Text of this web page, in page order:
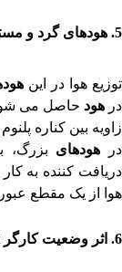
5. هودهای گرد و
توزیع هوا در این
درهود حاصل می شود
زاویه بین کناره پلنوم و
در هودهای بزرگ،
دریافت کننده به
هوا از یک مقطع
6. اثر وضعیت کارگر